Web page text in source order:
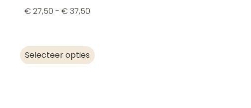
€27,50 - €37,50
Selecteer opties